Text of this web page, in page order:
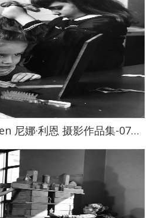
尼娜·利恩 Nina Leen 尼娜·利恩 摄影作品集-0725